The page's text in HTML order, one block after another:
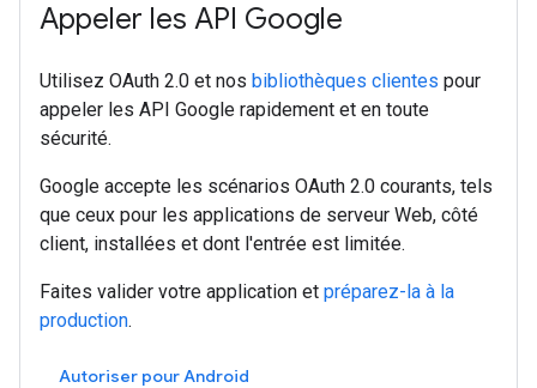
Appeler les API Google
Utilisez OAuth 2.0 et nos bibliothèques clientes pour
appeler les API Google rapidement et en toute
sécurité.
Google accepte les scénarios OAuth 2.0 courants, tels
que ceux pour les applications de serveur Web, côté
client, installées et dont l'entrée est limitée.
Faites valider votre application et préparez-la à la
production.
Autoriser pour Android